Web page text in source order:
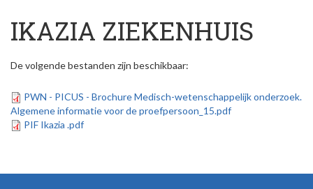
IKAZIA ZIEKENHUIS
De volgende bestanden zijn beschikbaar:
PWN - PICUS - Brochure Medisch-wetenschappelijk onderzoek.
Algemene informatie voor de proefpersoon_15.pdf
PIF Ikazia .pdf